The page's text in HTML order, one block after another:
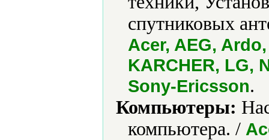
спутниковых
Acer, AEG,
KARCHER, LG,
Sony-Ericsson.
Компьютеры:
компьютера. /